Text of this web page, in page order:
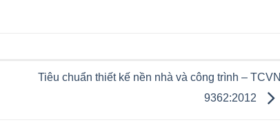
Tiêu chuẩn thiết kế nền nhà và công trình – TCVN
9362:2012